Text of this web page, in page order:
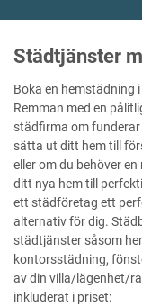
Städtjänster
Boka en hemstädning i
Remman med en
städfirma om
sätta ut ditt hem till
eller om du behöver en
ditt nya hem till
ett städföretag ett
alternativ för dig.
städtjänster såsom
kontorsstädning,
av din villa/lägenhet/
inkluderat i priset: